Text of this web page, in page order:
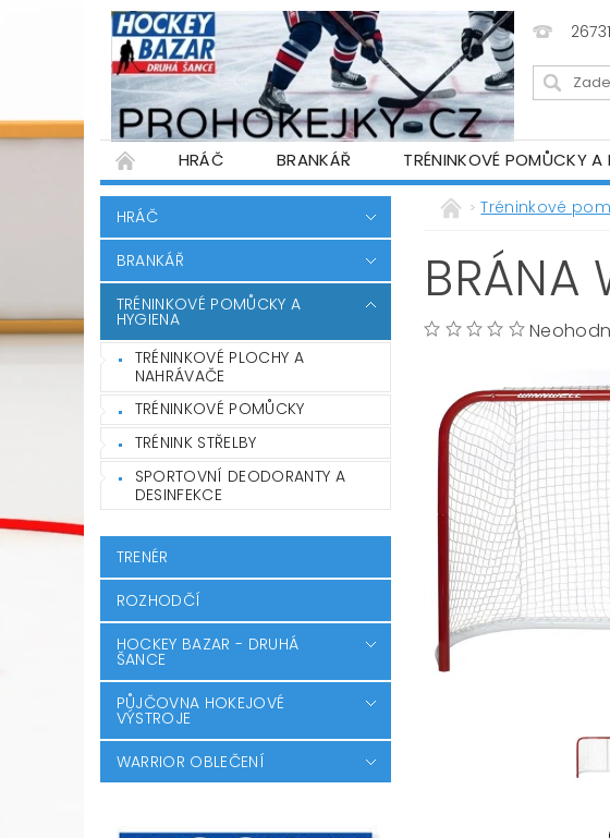
HRÁČ BRANKÁŘ TRÉNINKOVÉ POMŮCKY A
PŮJČOVNA HOKEJOVÉ VÝSTROJE
WARRIOR OBLEČENÍ
PODMÍNKY OCHRANY OSOBNÍCH ÚDAJŮ
HRÁČ
BRANKÁŘ
TRÉNINKOVÉ POMŮCKY A
HYGIENA
TRÉNINKOVÉ PLOCHY A
NAHRÁVAČE
TRÉNINKOVÉ POMŮCKY
TRÉNINK STŘELBY
SPORTOVNÍ DEODORANTY A
DESINFEKCE
TRENÉR
ROZHODČÍ
HOCKEY BAZAR - DRUHÁ
ŠANCE
PŮJČOVNA HOKEJOVÉ
VÝSTROJE
WARRIOR OBLEČENÍ
Tréninkové
BRÁNA